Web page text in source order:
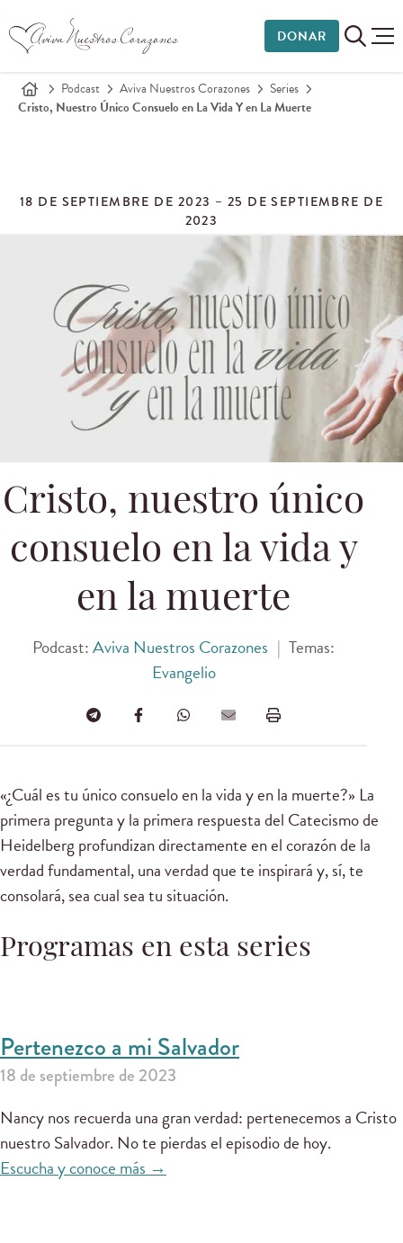
DONAR
Podcast Aviva Nuestros Corazones
Series
Cristo, Nuestro Único Consuelo en La Vida Y en La Muerte
18 DE SEPTIEMBRE DE 2023 – 25 DE SEPTIEMBRE DE
2023
Cristo, nuestro único
consuelo en la vida y
en la muerte
Podcast:Aviva Nuestros Corazones | Temas:
Evangelio
«¿Cuál es tu único consuelo en la vida y en la muerte?» La
primera pregunta y la primera respuesta del Catecismo de
Heidelberg profundizan directamente en el corazón de la
verdad fundamental, una verdad que te inspirará y, sí, te
consolará, sea cual sea tu situación.
Programas en esta series
Pertenezco a mi Salvador
18 de septiembre de 2023
Nancy nos recuerda una gran verdad: pertenecemos a Cristo
nuestro Salvador. No te pierdas el episodio de hoy.
Escucha y conoce más →